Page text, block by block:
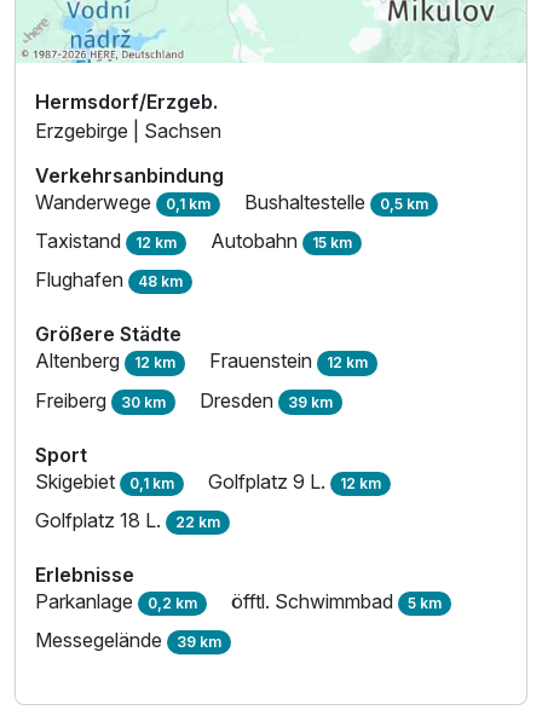
Hermsdorf/Erzgeb.
Erzgebirge | Sachsen
Verkehrsanbindung
Wanderwege 0,1 km Bushaltestelle 0,5 km
Taxistand 12 km Autobahn 15 km
Flughafen 48 km
Größere Städte
Altenberg 12 km Frauenstein 12 km
Freiberg 30 km Dresden 39 km
Sport
Skigebiet 0,1 km Golfplatz 9 L. 12 km
Golfplatz 18 L. 22 km
Erlebnisse
Parkanlage 0,2 km öfftl. Schwimmbad 5 km
Messegelände 39 km